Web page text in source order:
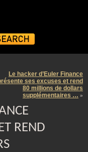
Le hacker d’Euler Finance
ses excuses et rend
80 millions de dollars
supplémentaires … »
REND